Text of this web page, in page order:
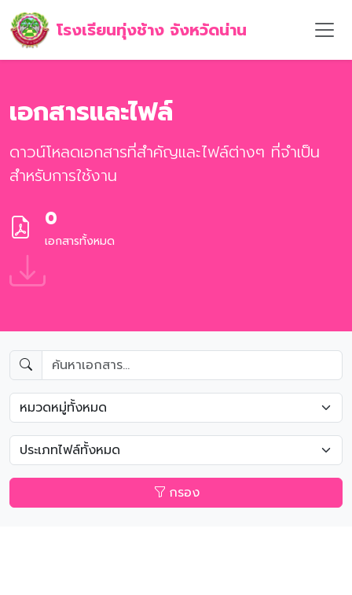
โรงเรียนทุ่งช้าง จังหวัดน่าน
เอกสารและไฟล์
ดาวน์โหลดเอกสารที่สำคัญและไฟล์ต่างๆ ที่จำเป็น
สำหรับการใช้งาน
0
เอกสารทั้งหมด
กรอง